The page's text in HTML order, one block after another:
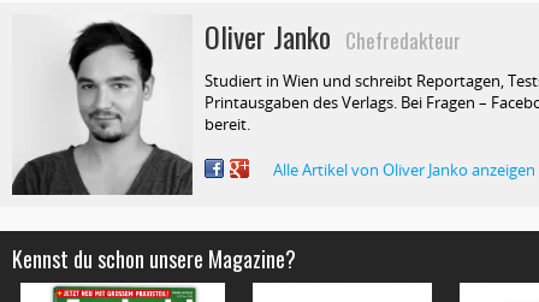
Oliver Janko Chefredakteur
Studiert in Wien und schreibt Reportagen,
Printausgaben des Verlags. Bei Fragen –
bereit.
Alle Artikel von Oliver Janko anzeigen
Kennst du schon unsere Magazine?